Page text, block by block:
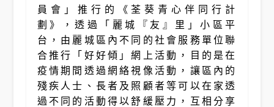
員會」推行的《荃葵青心伴同行計
劃》，透過「麗城『友』里」小區平
台，由麗城區內不同的社會服務單位聯
合推行「好好傾」網上活動，目的是在
疫情期間透過網絡視像活動，讓區內的
殘疾人士、長者及照顧者等可以在家透
過不同的活動得以舒緩壓力，互相分享